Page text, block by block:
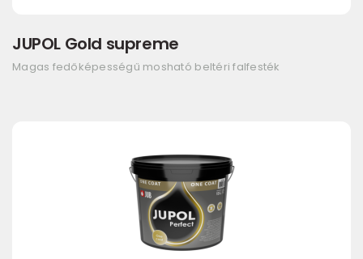
JUPOL Gold supreme
Magas fedőképességű mosható beltéri falfesték